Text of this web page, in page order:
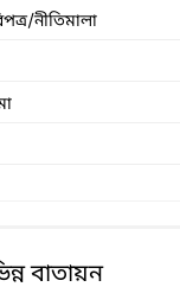
নীতিমালা
বাতায়ন